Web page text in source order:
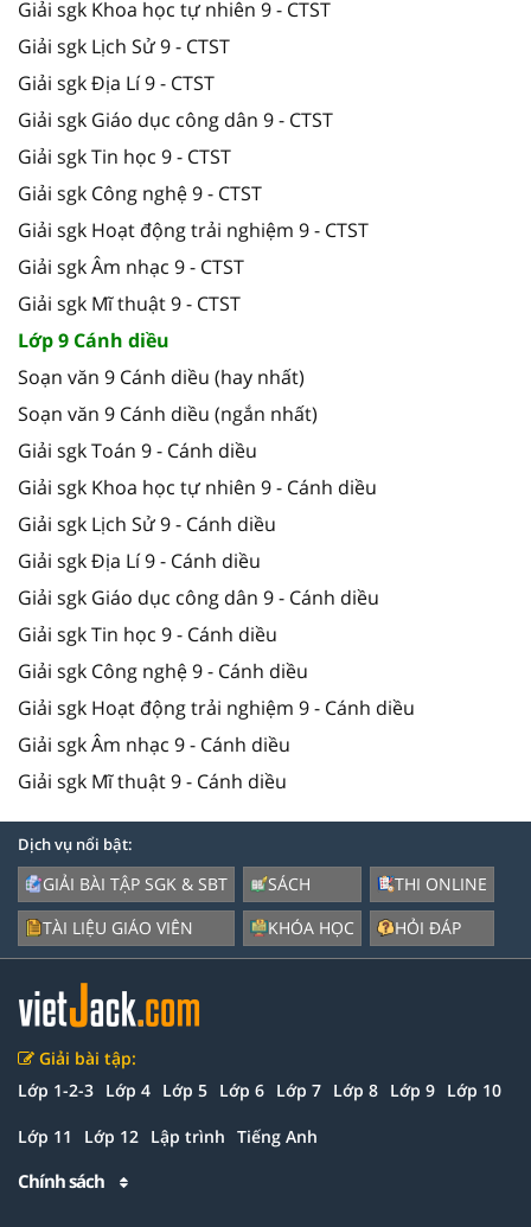
Giải sgk Khoa học tự nhiên 9 - CTST
Giải sgk Lịch Sử 9 - CTST
Giải sgk Địa Lí 9 - CTST
Giải sgk Giáo dục công dân 9 - CTST
Giải sgk Tin học 9 - CTST
Giải sgk Công nghệ 9 - CTST
Giải sgk Hoạt động trải nghiệm 9 - CTST
Giải sgk Âm nhạc 9 - CTST
Giải sgk Mĩ thuật 9 - CTST
Lớp 9 Cánh diều
Soạn văn 9 Cánh diều (hay nhất)
Soạn văn 9 Cánh diều (ngắn nhất)
Giải sgk Toán 9 - Cánh diều
Giải sgk Khoa học tự nhiên 9 - Cánh diều
Giải sgk Lịch Sử 9 - Cánh diều
Giải sgk Địa Lí 9 - Cánh diều
Giải sgk Giáo dục công dân 9 - Cánh diều
Giải sgk Tin học 9 - Cánh diều
Giải sgk Công nghệ 9 - Cánh diều
Giải sgk Hoạt động trải nghiệm 9 - Cánh diều
Giải sgk Âm nhạc 9 - Cánh diều
Giải sgk Mĩ thuật 9 - Cánh diều
Dịch vụ nổi bật:
GIẢI BÀI TẬP SGK & SBT
TÀI LIỆU GIÁO VIÊN
SÁCH
KHÓA HỌC
THI ONLINE
HỎI ĐÁP
Giải bài tập:
Lớp 1-2-3 Lớp 4 Lớp 5 Lớp 6 Lớp 7 Lớp 8 Lớp 9 Lớp 10
Lớp 11 Lớp 12 Lập trình Tiếng Anh
Chính sách